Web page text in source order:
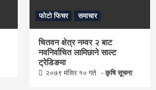
फोटो फिचर समाचार
चितवन क्षेत्र नम्वर २ बाट
नवनिर्वाचित लामिछाने साल्ट
ट्रेडिङमा
२०७९ मंसिर १० गते कृषि सूचना